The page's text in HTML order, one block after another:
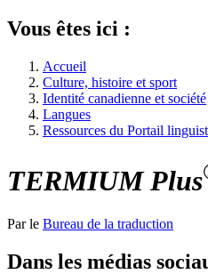
Vous êtes ici :
Accueil
Culture, histoire et sport
Identité canadienne et société
Langues
Ressources du Portail
TERMIUM Plus
Par le Bureau de la traduction
Dans les médias